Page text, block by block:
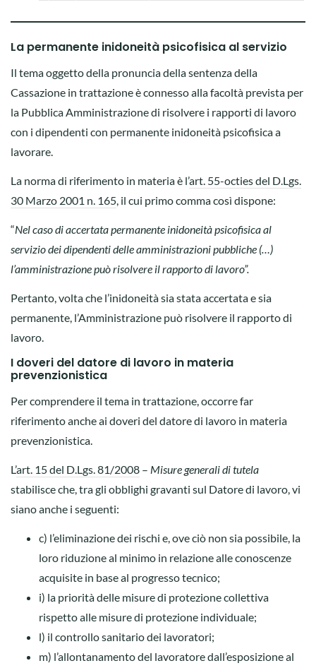
La permanente inidoneità psicofisica al servizio
Il tema oggetto della pronuncia della sentenza della
Cassazione in trattazione è connesso alla facoltà prevista per
la Pubblica Amministrazione di risolvere i rapporti di lavoro
con i dipendenti con permanente inidoneità psicofisica a
lavorare.
La norma di riferimento in materia è l’art. 55-octies del D.Lgs.
30 Marzo 2001 n. 165, il cui primo comma così dispone:
“Nel caso di accertata permanente inidoneità psicofisica al
servizio dei dipendenti delle amministrazioni pubbliche (…)
l’amministrazione può risolvere il rapporto di lavoro”.
Pertanto, volta che l’inidoneità sia stata accertata e sia
permanente, l’Amministrazione può risolvere il rapporto di
lavoro.
I doveri del datore di lavoro in materia
prevenzionistica
Per comprendere il tema in trattazione, occorre far
riferimento anche ai doveri del datore di lavoro in materia
prevenzionistica.
L’art. 15 del D.Lgs. 81/2008 – Misure generali di tutela
stabilisce che, tra gli obblighi gravanti sul Datore di lavoro, vi
siano anche i seguenti:
c) l’eliminazione dei rischi e, ove ciò non sia possibile, la
loro riduzione al minimo in relazione alle conoscenze
acquisite in base al progresso tecnico;
i) la priorità delle misure di protezione collettiva
rispetto alle misure di protezione individuale;
l) il controllo sanitario dei lavoratori;
m) l’allontanamento del lavoratore dall’esposizione al